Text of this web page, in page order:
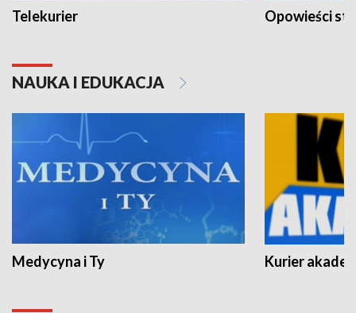
Telekurier Opowieści
NAUKA I EDUKACJA
Medycyna i Ty Kurier